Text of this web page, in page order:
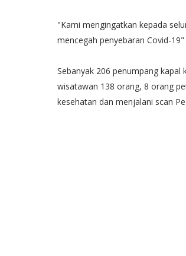
"Kami mengingatkan kepada
mencegah penyebaran Covid-19"
Sebanyak 206 penumpang kapal
wisatawan 138 orang, 8 orang
kesehatan dan menjalani scan